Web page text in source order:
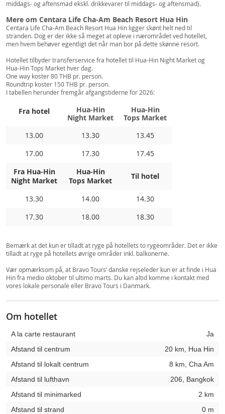
middags- og aftensmad ekskl. drikkevarer til middags- og aftensmad).
Mere om Centara Life Cha-Am Beach Resort Hua Hin
Centara Life Cha-Am Beach Resort Hua Hin ligger skønt helt ned til
stranden. Dog er der ikke så meget at opleve i nærområdet ved hotellet,
men hvem behøver egentligt det når man bor på dette skønne resort.
Hotellet tilbyder transferservice fra hotellet til Hua-Hin Night Market og
Hua-Hin Tops Market hver dag.
One way koster 80 THB pr. person.
Roundtrip koster 150 THB pr. person.
I tabellen herunder fremgår afgangstiderne for 2026:
Fra hotel
Hua-Hin
Night Market
Hua-Hin
Tops Market
13.00
13.30
13.45
17.00
17.30
17.45
Fra Hua-Hin
Night Market
Hua-Hin
Tops Market
Til hotel
13.30 14.00
14.30
17.30
18.00 18.30
Bemærk at det kun er tilladt at ryge på hotellets to rygeområder. Det er ikke
tilladt at ryge på hotellets øvrige områder inkl. balkonerne.
Vær opmærksom på, at Bravo Tours’ danske rejseleder kun er at finde i Hua
Hin fra medio oktober til ultimo marts. Du kan altid komme i kontakt med
vores lokale personale eller Bravo Tours i Danmark.
Om hotellet
A la carte restaurant
Ja
Afstand til centrum
20 km, Hua Hin
Afstand til lokalt centrum
8 km, Cha Am
Afstand til lufthavn
206, Bangkok
Afstand til minimarked
2 km
Afstand til strand
0 m